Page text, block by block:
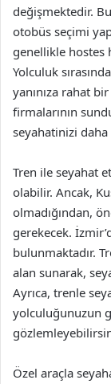
değişmektedir.
otobüs seçimi
genellikle hostes
Yolculuk
yanınıza rahat
firmalarının
seyahatinizi
Tren ile seyahat
olabilir. Ancak,
olmadığından,
gerekecek.
bulunmaktadır.
alan sunarak,
Ayrıca, trenle
yolculuğunuzun
Özel araçla